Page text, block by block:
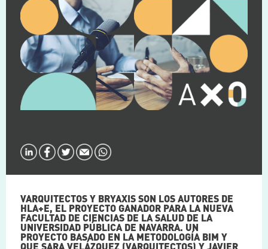
VARQUITECTOS Y BRYAXIS SON LOS AUTORES DE
HLA+E, EL PROYECTO GANADOR PARA LA NUEVA
FACULTAD DE CIENCIAS DE LA SALUD DE LA
UNIVERSIDAD PÚBLICA DE NAVARRA. UN
PROYECTO BASADO EN LA METODOLOGÍA BIM Y
QUE SARA VELÁZQUEZ (VARQUITECTOS) Y JAVIER